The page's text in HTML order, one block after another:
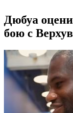
Дюбуа
бою с